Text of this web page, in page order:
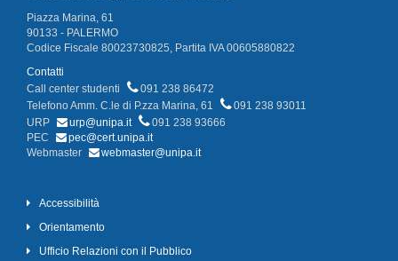
Piazza Marina, 61
90133 - PALERMO
Codice Fiscale 80023730825, Partita IVA 00605880822
Contatti
Call center studenti
091 238 86472
Telefono Amm. C.le di P.zza Marina, 61
091 238 93011
URP
urp@unipa.it
091 238 93666
PEC
pec@cert.unipa.it
Webmaster
webmaster@unipa.it
Accessibilità
Orientamento
Ufficio Relazioni con il Pubblico